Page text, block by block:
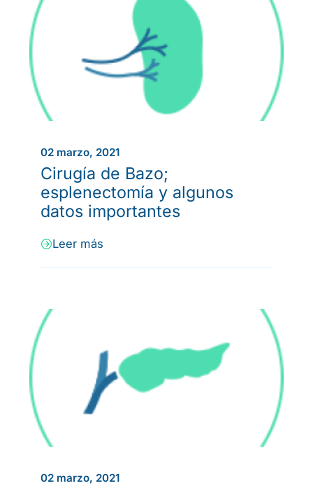
02 marzo, 2021
Cirugía de Bazo;
esplenectomía y algunos
datos importantes
Leer más
02 marzo, 2021